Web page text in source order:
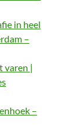
in heel
–
varen |
–